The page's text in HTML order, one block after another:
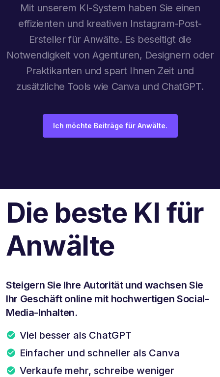
Mit unserem KI-System haben Sie einen
effizienten und kreativen Instagram-Post-
Ersteller für Anwälte. Es beseitigt die
Notwendigkeit von Agenturen, Designern oder
Praktikanten und spart Ihnen Zeit und
zusätzliche Tools wie Canva und ChatGPT.
Ich möchte Beiträge für Anwälte.
Die beste KI für
Anwälte
Steigern Sie Ihre Autorität und wachsen Sie
Ihr Geschäft online mit hochwertigen Social-
Media-Inhalten.
Viel besser als ChatGPT
Einfacher und schneller als Canva
Verkaufe mehr, schreibe weniger